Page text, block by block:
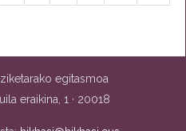
egitasmoa
eraikina, 1 · 20018